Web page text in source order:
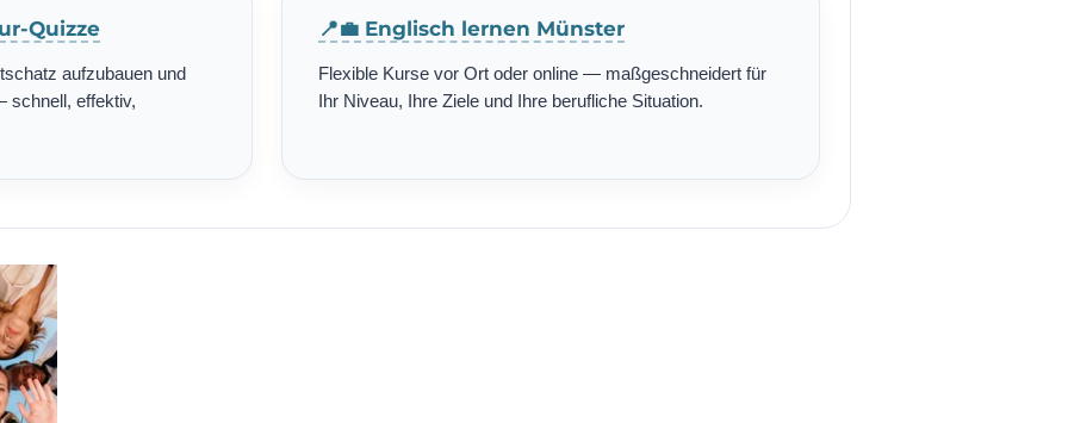
Quizze
aufzubauen und
schnell, effektiv,
📍💼 Englisch lernen Münster
Flexible Kurse vor Ort oder online — maßgeschneidert für
Ihr Niveau, Ihre Ziele und Ihre berufliche Situation.